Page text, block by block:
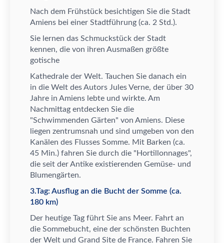
Nach dem Frühstück besichtigen Sie die Stadt
Amiens bei einer Stadtführung (ca. 2 Std.).
Sie lernen das Schmuckstück der Stadt
kennen, die von ihren Ausmaßen größte
gotische
Kathedrale der Welt. Tauchen Sie danach ein
in die Welt des Autors Jules Verne, der über 30
Jahre in Amiens lebte und wirkte. Am
Nachmittag entdecken Sie die
"Schwimmenden Gärten" von Amiens. Diese
liegen zentrumsnah und sind umgeben von den
Kanä len des Flusses Somme. Mit Barken (ca.
45 Min.) fahren Sie durch die "Hortillonnages",
die seit der Antike existierenden Gemüse- und
Blumengärten.
3.Tag: Ausflug an die Bucht der Somme (ca.
180 km)
Der heutige Tag führt Sie ans Meer. Fahrt an
die Sommebucht, eine der schönsten Buchten
der Welt und Grand Site de France. Fahren Sie